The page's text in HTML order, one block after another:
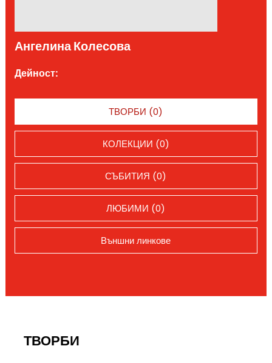
Ангелина Колесова
Дейност:
ТВОРБИ (0)
КОЛЕКЦИИ (0)
СЪБИТИЯ (0)
ЛЮБИМИ (0)
Външни линкове
ТВОРБИ